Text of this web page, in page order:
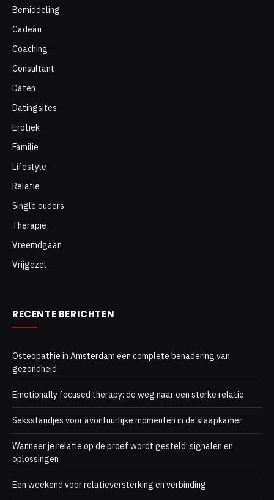
Bemiddeling
Cadeau
Coaching
Consultant
Daten
Datingsites
Erotiek
Familie
Lifestyle
Relatie
Single ouders
Therapie
Vreemdgaan
Vrijgezel
RECENTE BERICHTEN
Osteopathie in Amsterdam een complete benadering van
gezondheid
Emotionally focused therapy: de weg naar een sterke relatie
Seksstandjes voor avontuurlijke momenten in de slaapkamer
Wanneer je relatie op de proef wordt gesteld: signalen en
oplossingen
Een weekend voor relatieversterking en verbinding